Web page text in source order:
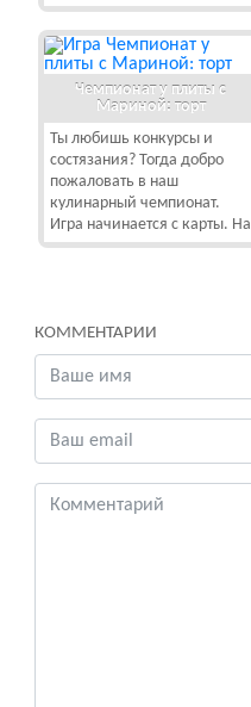
Чемпионат у плиты с
Мариной: торт
Ты любишь конкурсы и
состязания? Тогда добро
пожаловать в наш
кулинарный чемпионат.
Игра начинается с карты. На
КОММЕНТАРИИ